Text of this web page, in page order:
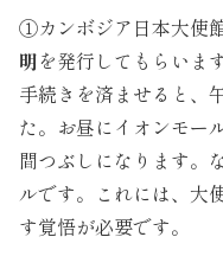
①カンボジア日本大使
明を発行してもらいま
手続きを済ませると、
た。お昼にイオンモー
間つぶしになります。
ルです。これには、大
す覚悟が必要です。